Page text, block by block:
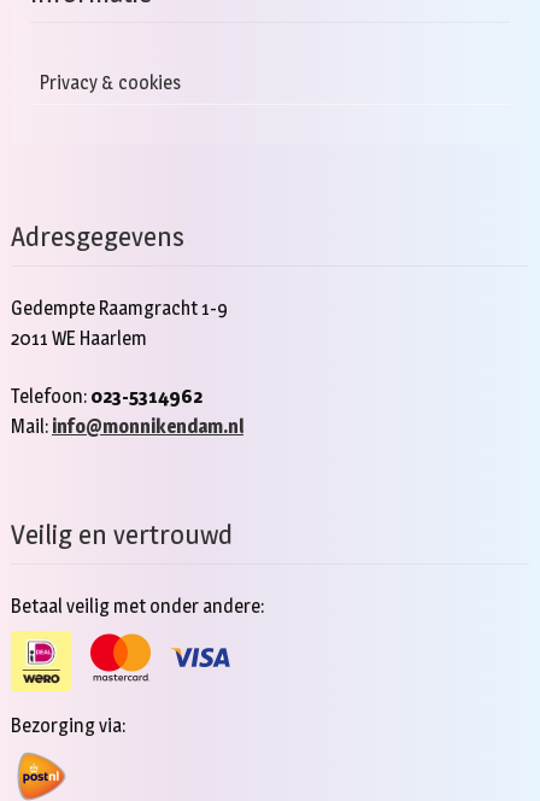
Privacy & cookies
Adresgegevens
Gedempte Raamgracht 1-9
2011 WE Haarlem
Telefoon: 023-5314962
Mail: info@monnikendam.nl
Veilig en vertrouwd
Betaal veilig met onder andere:
Bezorging via: